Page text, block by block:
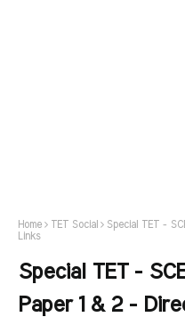
Home TET Social
Special TET -
Links
Special TET -
Paper 1 & 2 -